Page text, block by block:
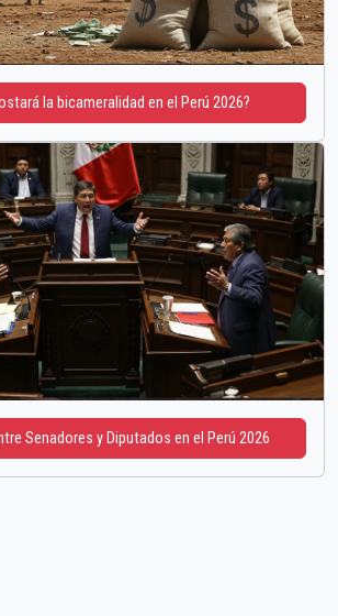
la bicameralidad en el Perú 2026?
Senadores y Diputados en el Perú 2026